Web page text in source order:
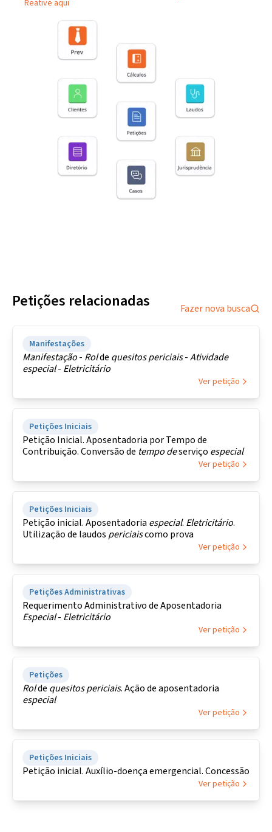
Reative aqui
Petições relacionadas Fazer nova busca
Manifestações
Manifestação- Rolde quesitospericiais-Atividade
especial- Eletricitário
Ver petição
Petições Iniciais
Petição Inicial. Aposentadoria por Tempo de
Contribuição. Conversão de tempodeserviço especial
Ver petição
Petições Iniciais
Petição inicial. Aposentadoria especial. Eletricitário.
Utilização de laudos periciaiscomo prova
Ver petição
Petições Administrativas
Requerimento Administrativo de Aposentadoria
Especial- Eletricitário
Ver petição
Petições
Rolde quesitospericiais. Ação de aposentadoria
especial
Ver petição
Petições Iniciais
Petição inicial. Auxílio-doença emergencial. Concessão
Ver petição